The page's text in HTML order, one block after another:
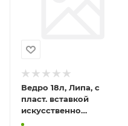
Ведро 18л, Липа, с
пласт. вставкой
искусственно
состаренный /1шт.